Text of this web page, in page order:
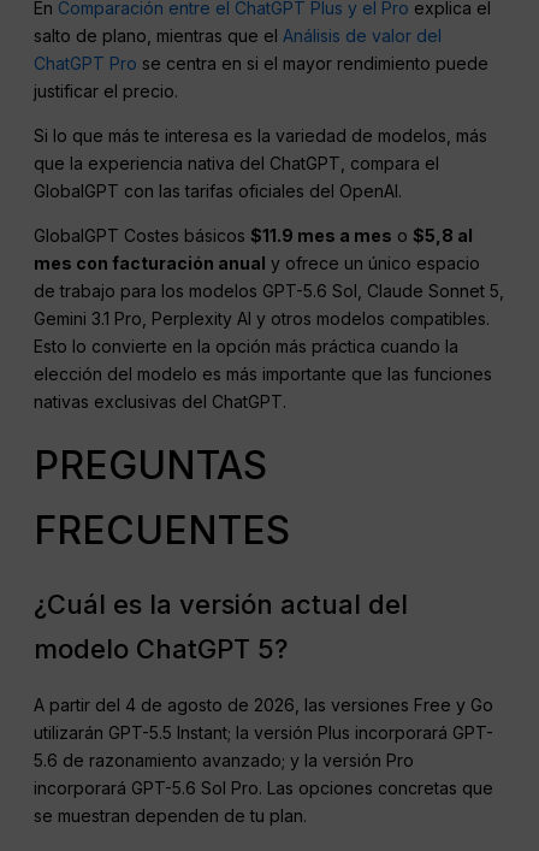
En Comparación entre el ChatGPT Plus y el Pro explica el
salto de plano, mientras que elAnálisis de valor del
ChatGPT Pro se centra en si el mayor rendimiento puede
justificar el precio.
Si lo que más te interesa es la variedad de modelos, más
que la experiencia nativa del ChatGPT, compara el
GlobalGPT con las tarifas oficiales del OpenAI.
GlobalGPT Costes básicos$11.9 mes a mes o$5,8 al
mes con facturación anual y ofrece un único espacio
de trabajo para los modelos GPT-5.6 Sol, Claude Sonnet 5,
Gemini 3.1 Pro, Perplexity AI y otros modelos compatibles.
Esto lo convierte en la opción más práctica cuando la
elección del modelo es más importante que las funciones
nativas exclusivas del ChatGPT.
PREGUNTAS
FRECUENTES
¿Cuál es la versión actual del
modelo ChatGPT 5?
A partir del 4 de agosto de 2026, las versiones Free y Go
utilizarán GPT-5.5 Instant; la versión Plus incorporará GPT-
5.6 de razonamiento avanzado; y la versión Pro
incorporará GPT-5.6 Sol Pro. Las opciones concretas que
se muestran dependen de tu plan.